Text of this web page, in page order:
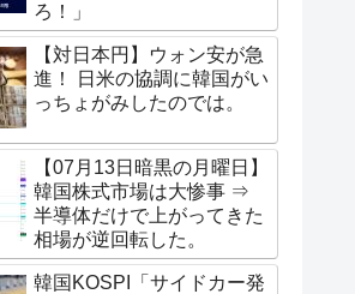
ろ！」
【対日本円】ウォン安が急
進！ 日米の協調に韓国がい
っちょがみしたのでは。
【07月13日暗黒の月曜日】
韓国株式市場は大惨事 ⇒
半導体だけで上がってきた
相場が逆回転した。
韓国KOSPI「サイドカー発